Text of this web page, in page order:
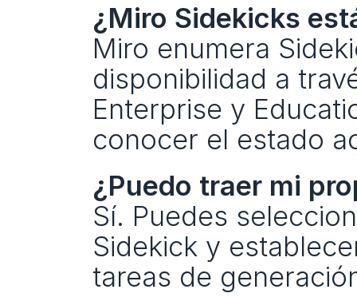
¿Miro Sidekicks
Miro enumera
disponibilidad a
Enterprise y
conocer el estado
¿Puedo traer mi
Sí. Puedes
Sidekick y
tareas de